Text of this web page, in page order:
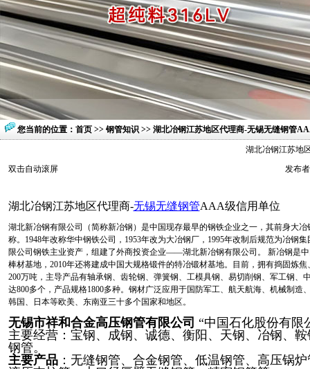
您当前的位置： 首页 >> 钢管知识 >> 湖北冶钢江苏地区代理商-无锡无缝钢管
湖北冶钢江苏地
双击自动滚屏
发布
湖北冶钢江苏地区代理商-无锡无缝钢管AAA级信用单位
湖北新冶钢有限公司（简称新冶钢）是中国现存最早的钢铁企业之一，其前身大
称。1948年改称华中钢铁公司，1953年改为大冶钢厂，1995年改制后规范为冶钢
限公司钢铁主业资产，组建了外商投资企业——湖北新冶钢有限公司。 新冶钢是
棒材基地，2010年还将建成中国大规格锻件的特冶锻材基地。目前，拥有捣固炼
200万吨，主导产品有轴承钢、齿轮钢、弹簧钢、工模具钢、易切削钢、军工钢
达800多个，产品规格1800多种。钢材广泛应用于国防军工、航天航海、机械制
韩国、日本等欧美、东南亚三十多个国家和地区。
无锡市祥和合金高压钢管有限公司 “中国石化股份有限
主要经营：宝钢、成钢、诚德、衡阳、天钢、冶钢、
钢管。
主要产品：无缝钢管、合金钢管、低温钢管、高压锅